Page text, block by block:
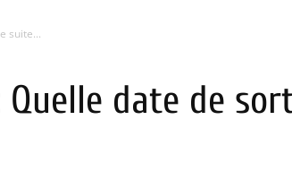
suite...
date de